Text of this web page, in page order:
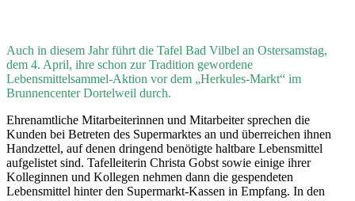
Auch in diesem Jahr führt die Tafel Bad Vilbel an Ostersamstag,
dem 4. April, ihre schon zur Tradition gewordene
Lebensmittelsammel-Aktion vor dem „Herkules-Markt“ im
Brunnencenter Dortelweil durch.
Ehrenamtliche Mitarbeiterinnen und Mitarbeiter sprechen die
Kunden bei Betreten des Supermarktes an und überreichen ihnen
Handzettel, auf denen dringend benötigte haltbare Lebensmittel
aufgelistet sind. Tafelleiterin Christa Gobst sowie einige ihrer
Kolleginnen und Kollegen nehmen dann die gespendeten
Lebensmittel hinter den Supermarkt-Kassen in Empfang. In den